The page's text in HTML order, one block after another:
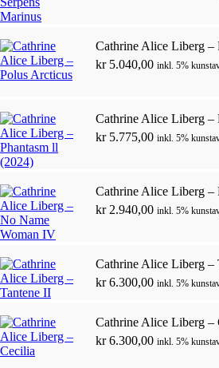
Cathrine Alice Liberg –
kr5.040,00 inkl. 5%
Cathrine Alice Liberg –
kr5.775,00 inkl. 5%
Cathrine Alice Liberg
kr2.940,00 inkl. 5%
Cathrine Alice Liberg –
kr6.300,00 inkl. 5%
Cathrine Alice Liberg –
kr6.300,00 inkl. 5%